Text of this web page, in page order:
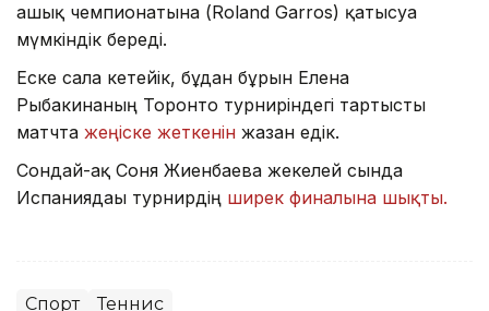
ашық чемпионатына (Roland Garros) қатысуға
мүмкіндік береді.
Еске сала кетейік, бұдан бұрын Елена
Рыбакинаның Торонто турниріндегі тартысты
матчта жеңіске жеткенін жазған едік.
Сондай-ақ Соня Жиенбаева жекелей сында
Испаниядағы турнирдің ширек финалына шықты.
Спорт Теннис